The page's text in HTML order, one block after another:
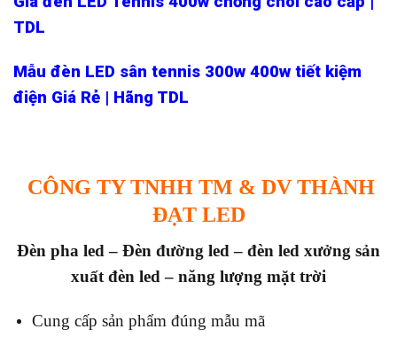
TDL
Mẫu đèn LED sân tennis 300w 400w tiết kiệm
điện Giá Rẻ | Hãng TDL
CÔNG TY TNHH TM & DV THÀNH
ĐẠT LED
Đèn pha led – Đèn đường led – đèn led xưởng sản
xuất đèn led – năng lượng mặt trời
Cung cấp sản phẩm đúng mẫu mã